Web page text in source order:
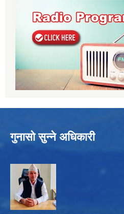
गुनासो सुन्ने अधिकारी